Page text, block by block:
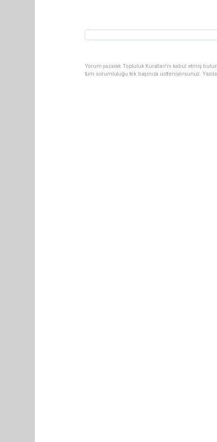
Yorum yazarak Topluluk Kuralları’nı kabul etmiş
tüm sorumluluğu tek başınıza üstleniyorsunuz.